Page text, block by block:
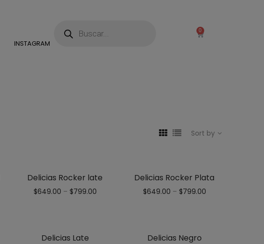
INSTAGRAM
0
Sort by
Delicias Rocker late
$649.00 – $799.00
Delicias Rocker Plata
$649.00 – $799.00
Delicias Late Delicias Negro